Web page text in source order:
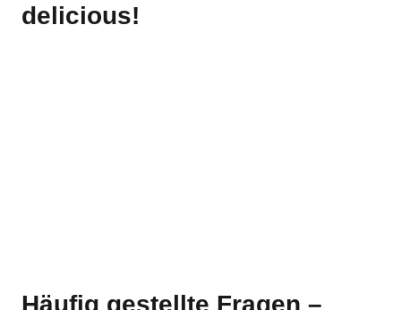
delicious!
Häufig gestellte Fragen –